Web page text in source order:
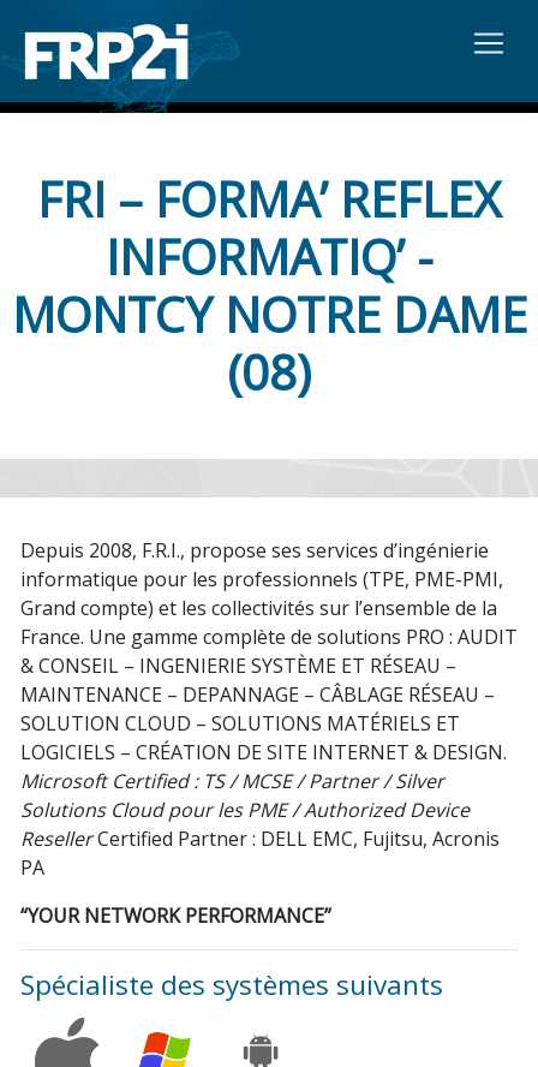
FRI – FORMA’ REFLEX
INFORMATIQ’ -
MONTCY NOTRE DAME
(08)
Depuis 2008, F.R.I., propose ses services d’ingénierie
informatique pour les professionnels (TPE, PME-PMI,
Grand compte) et les collectivités sur l’ensemble de la
France. Une gamme complète de solutions PRO : AUDIT
& CONSEIL – INGENIERIE SYSTÈME ET RÉSEAU –
MAINTENANCE – DEPANNAGE – CÂBLAGE RÉSEAU –
SOLUTION CLOUD – SOLUTIONS MATÉRIELS ET
LOGICIELS – CRÉATION DE SITE INTERNET & DESIGN.
Microsoft Certified : TS / MCSE / Partner / Silver
Solutions Cloud pour les PME / Authorized Device
ResellerCertified Partner : DELL EMC, Fujitsu, Acronis
PA
“YOUR NETWORK PERFORMANCE”
Spécialiste des systèmes suivants